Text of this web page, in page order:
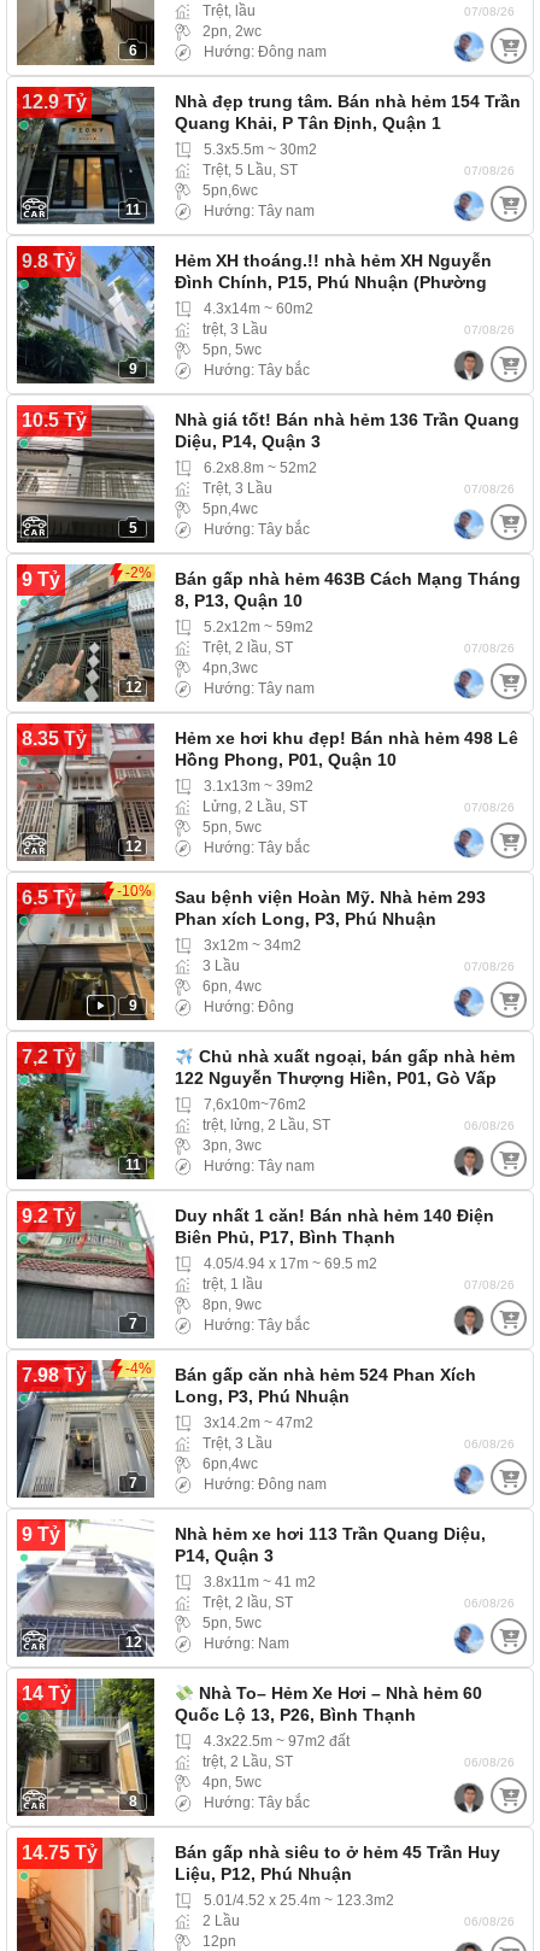
6
Trệt, lầu
2pn, 2wc
Hướng: Đông nam
07/08/26
12.9 Tỷ
11
Nhà đẹp trung tâm. Bán nhà hẻm 154 Trần
Quang Khải, P Tân Định, Quận 1
5.3x5.5m ~ 30m2
Trệt, 5 Lầu, ST
5pn,6wc
Hướng: Tây nam
07/08/26
9.8 Tỷ
9
Hẻm XH thoáng.!! nhà hẻm XH Nguyễn
Đình Chính, P15, Phú Nhuận (Phường
Phú Nhuận)
4.3x14m ~ 60m2
trệt, 3 Lầu
5pn, 5wc
Hướng: Tây bắc
07/08/26
10.5 Tỷ
5
Nhà giá tốt! Bán nhà hẻm 136 Trần Quang
Diệu, P14, Quận 3
6.2x8.8m ~ 52m2
Trệt, 3 Lầu
5pn,4wc
Hướng: Tây bắc
07/08/26
9 Tỷ -2%
12
Bán gấp nhà hẻm 463B Cách Mạng Tháng
8, P13, Quận 10
5.2x12m ~ 59m2
Trệt, 2 lầu, ST
4pn,3wc
Hướng: Tây nam
07/08/26
8.35 Tỷ
12
Hẻm xe hơi khu đẹp! Bán nhà hẻm 498 Lê
Hồng Phong, P01, Quận 10
3.1x13m ~ 39m2
Lửng, 2 Lầu, ST
5pn, 5wc
Hướng: Tây bắc
07/08/26
6.5 Tỷ -10%
9
Sau bệnh viện Hoàn Mỹ. Nhà hẻm 293
Phan xích Long, P3, Phú Nhuận
3x12m ~ 34m2
3 Lầu
6pn, 4wc
Hướng: Đông
07/08/26
7,2 Tỷ
11
Chủ nhà xuất ngoại, bán gấp nhà hẻm
122 Nguyễn Thượng Hiền, P01, Gò Vấp
7,6x10m~76m2
trệt, lửng, 2 Lầu, ST
3pn, 3wc
Hướng: Tây nam
06/08/26
9.2 Tỷ
7
Duy nhất 1 căn! Bán nhà hẻm 140 Điện
Biên Phủ, P17, Bình Thạnh
4.05/4.94 x 17m ~ 69.5 m2
trệt, 1 lầu
8pn, 9wc
Hướng: Tây bắc
07/08/26
7.98 Tỷ -4%
7
Bán gấp căn nhà hẻm 524 Phan Xích
Long, P3, Phú Nhuận
3x14.2m ~ 47m2
Trệt, 3 Lầu
6pn,4wc
Hướng: Đông nam
06/08/26
9 Tỷ
12
Nhà hẻm xe hơi 113 Trần Quang Diệu,
P14, Quận 3
3.8x11m ~ 41 m2
Trệt, 2 lầu, ST
5pn, 5wc
Hướng: Nam
06/08/26
14 Tỷ
8
Nhà To– Hẻm Xe Hơi – Nhà hẻm 60
Quốc Lộ 13, P26, Bình Thạnh
4.3x22.5m ~ 97m2 đất
trệt, 2 Lầu, ST
4pn, 5wc
Hướng: Tây bắc
06/08/26
14.75 Tỷ
Bán gấp nhà siêu to ở hẻm 45 Trần Huy
Liệu, P12, Phú Nhuận
5.01/4.52 x 25.4m ~ 123.3m2
2 Lầu
12pn
06/08/26